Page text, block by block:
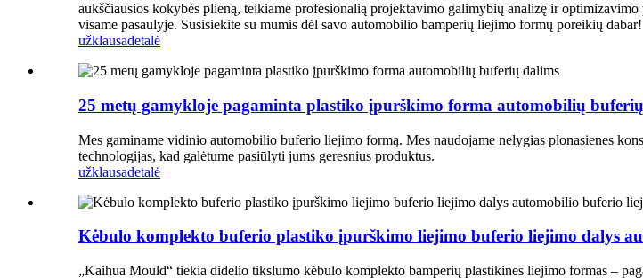
aukščiausios kokybės plieną, teikiame profesionalią projektavimo galimybių analizę ir
visame pasaulyje. Susisiekite su mumis dėl savo automobilio bamperių liejimo formų poreikių dabar!
užklausadetalė
25 metų gamykloje pagaminta plastiko įpurškimo forma automobilių
Mes gaminame vidinio automobilio buferio liejimo formą. Mes naudojame nelygias plonasienes
technologijas, kad galėtume pasiūlyti jums geresnius produktus.
užklausadetalė
Kėbulo komplekto buferio plastiko įpurškimo liejimo buferio liejimo dalys
„Kaihua Mould“ tiekia didelio tikslumo kėbulo komplekto bamperių plastikines liejimo formas –